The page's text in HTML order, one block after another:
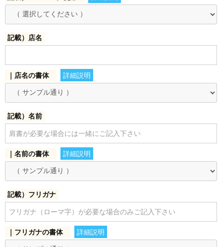
記載）店名
｜店名の書体 詳細説明
記載）名前
｜名前の書体 詳細説明
記載）フリガナ
｜フリガナの書体 詳細説明